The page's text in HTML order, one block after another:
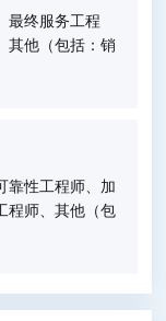
最终服务工程
其他（包括：销
靠性工程师、加
程师、其他（包